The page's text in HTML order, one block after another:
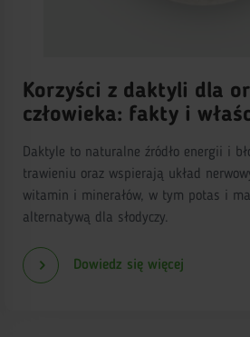
Korzyści z daktyli dla
człowieka: fakty i
Daktyle to naturalne źródło energii i
trawieniu oraz wspierają układ
witamin i minerałów, w tym potas i
alternatywą dla słodyczy.
Dowiedz się więcej